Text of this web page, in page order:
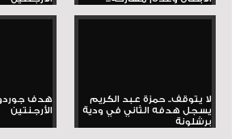
لا يتوقف.. حمزة عبد الكريم
يسجل هدفه الثاني في ودية
برشلونة
هدف
الأرجنتين